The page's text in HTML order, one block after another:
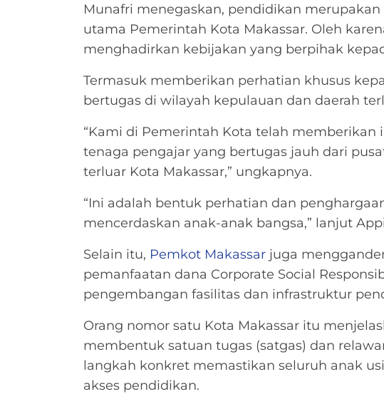
Munafri menegaskan, pendidikan
utama Pemerintah Kota Makassar. Oleh
menghadirkan kebijakan yang berpihak
Termasuk memberikan perhatian khusus
bertugas di wilayah kepulauan dan daerah
“Kami di Pemerintah Kota telah memberikan
tenaga pengajar yang bertugas jauh dari
terluar Kota Makassar,” ungkapnya.
“Ini adalah bentuk perhatian dan
mencerdaskan anak-anak bangsa,” lanjut
Selain itu, Pemkot Makassar juga
pemanfaatan dana Corporate Social
pengembangan fasilitas dan infrastruktur
Orang nomor satu Kota Makassar itu
membentuk satuan tugas (satgas) dan
langkah konkret memastikan seluruh anak
akses pendidikan.